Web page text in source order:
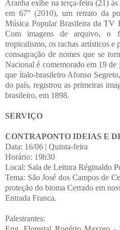
Aranha exibe na terça-feira (21)
em 67” (2010), um retrato da
Música Popular Brasileira da TV
Com imagens de arquivo, o
tropicalismo, os rachas artísticos e
consagração de nomes que se
Nacional é comemorado em 19
que ítalo-brasileiro Afonso
do país, registrou as primeiras
brasileiro, em 1898.
SERVIÇO
CONTRAPONTO IDEIAS E
Data: 16/06 | Quinta-feira
Horário: 19h30
Local: Sala de Leitura Réginaldo
Tema: São José dos Campos de
proteção do bioma Cerrado em
Entrada Franca.
Palestrantes: